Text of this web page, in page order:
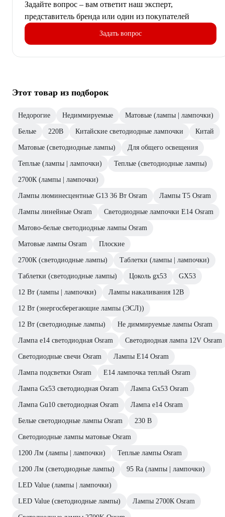
Задайте вопрос – вам ответит наш эксперт,
представитель бренда или один из покупателей
Задать вопрос
Этот товар из подборок
Недорогие Недиммируемые Матовые (лампы | лампочки)
Белые 220В Китайские светодиодные лампочки Китай
Матовые (светодиодные лампы) Для общего освещения
Теплые (лампы | лампочки) Теплые (светодиодные лампы)
2700К (лампы | лампочки)
Лампы люминесцентные G13 36 Вт Osram Лампы T5 Osram
Лампы линейные Osram Светодиодные лампочки E14 Osram
Матово-белые светодиодные лампы Osram
Матовые лампы Osram Плоские
2700К (светодиодные лампы) Таблетки (лампы | лампочки)
Таблетки (светодиодные лампы) Цоколь gx53 GX53
12 Вт (лампы | лампочки) Лампы накаливания 12В
12 Вт (энергосберегающие лампы (ЭСЛ))
12 Вт (светодиодные лампы) Не диммируемые лампы Osram
Лампа е14 светодиодная Osram Светодиодная лампа 12V Osram
Светодиодные свечи Osram Лампы E14 Osram
Лампа подсветки Osram E14 лампочка теплый Osram
Лампа Gx53 светодиодная Osram Лампа Gx53 Osram
Лампа Gu10 светодиодная Osram Лампа е14 Osram
Белые светодиодные лампы Osram 230 В
Светодиодные лампы матовые Osram
1200 Лм (лампы | лампочки) Теплые лампы Osram
1200 Лм (светодиодные лампы) 95 Ra (лампы | лампочки)
LED Value (лампы | лампочки)
LED Value (светодиодные лампы) Лампы 2700К Osram